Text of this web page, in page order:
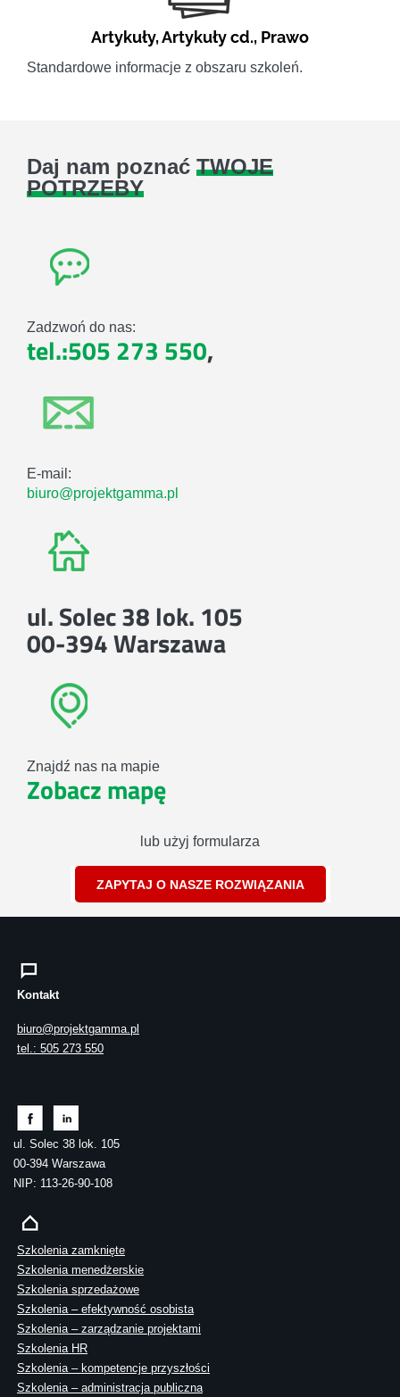
Artykuły,Artykuły cd., Prawo
Standardowe informacje z obszaru szkoleń.
Daj nam poznać TWOJE
POTRZEBY
Zadzwoń do nas:
tel.:505 273 550,
E-mail:
biuro@projektgamma.pl
ul. Solec 38 lok. 105
00-394 Warszawa
Znajdź nas na mapie
Zobacz mapę
lub użyj formularza
ZAPYTAJ O NASZE ROZWIĄZANIA
Kontakt
biuro@projektgamma.pl
tel.: 505 273 550
ul. Solec 38 lok. 105
00-394 Warszawa
NIP: 113-26-90-108
Szkolenia zamknięte
Szkolenia menedżerskie
Szkolenia sprzedażowe
Szkolenia – efektywność osobista
Szkolenia – zarządzanie projektami
Szkolenia HR
Szkolenia – kompetencje przyszłości
Szkolenia – administracja publiczna